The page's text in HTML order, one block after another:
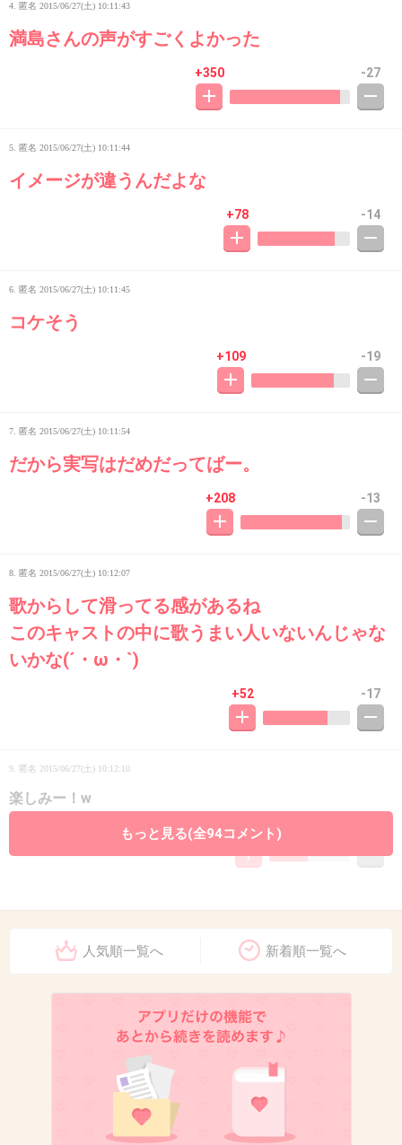
4. 匿名 2015/06/27(土) 10:11:43
満島さんの声がすごくよかった
+350 -27
5. 匿名 2015/06/27(土) 10:11:44
イメージが違うんだよな
+78 -14
6. 匿名 2015/06/27(土) 10:11:45
コケそう
+109 -19
7. 匿名 2015/06/27(土) 10:11:54
だから実写はだめだってばー。
+208 -13
8. 匿名 2015/06/27(土) 10:12:07
歌からして滑ってる感があるね
このキャストの中に歌うまい人いないんじゃな
いかな(´・ω・`)
+52 -17
9. 匿名 2015/06/27(土) 10:12:10
楽しみー！w
+24
なんか年齢層高くない？
アニメには勝てないよな…
もっと見る(全94コメント)
人気順一覧へ 新着順一覧へ